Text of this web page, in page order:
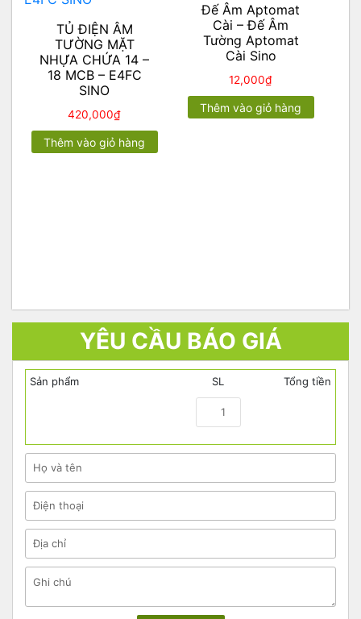
TỦ ĐIỆN ÂM
TƯỜNG MẶT
NHỰA CHỨA 14 –
18 MCB – E4FC
SINO
420,000₫
Thêm vào giỏ hàng
Đế Âm Aptomat
Cài – Đế Âm
Tường Aptomat
Cài Sino
12,000₫
Thêm vào giỏ hàng
YÊU CẦU BÁO GIÁ
Sản phẩm SL Tổng tiền